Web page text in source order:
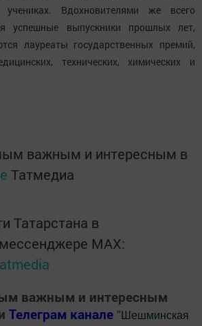
Вдохновителями же всего
успешные выпускники прошлых лет,
лауреаты государственных премий,
технических, химических и
важным и интересным в
Татмедиа
Татарстана в
MАХ:
важным и интересным
Телеграм канале " Шешминская